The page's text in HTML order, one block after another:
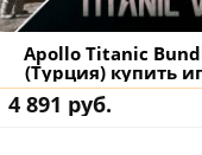
Apollo Titanic
(Турция) купить
аккаунт
4 891 руб.